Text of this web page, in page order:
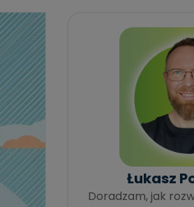
Łukasz
Doradzam, jak